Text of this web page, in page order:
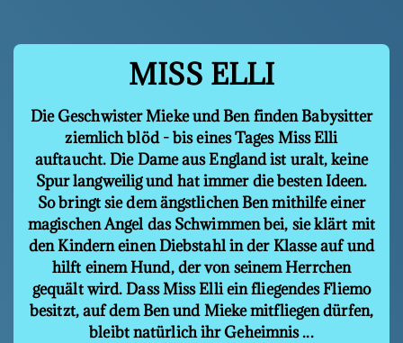
MISS ELLI
Die Geschwister Mieke und Ben finden Babysitter
ziemlich blöd - bis eines Tages Miss Elli
auftaucht. Die Dame aus England ist uralt, keine
Spur langweilig und hat immer die besten Ideen.
So bringt sie dem ängstlichen Ben mithilfe einer
magischen Angel das Schwimmen bei, sie klärt mit
den Kindern einen Diebstahl in der Klasse auf und
hilft einem Hund, der von seinem Herrchen
gequält wird. Dass Miss Elli ein fliegendes Fliemo
besitzt, auf dem Ben und Mieke mitfliegen dürfen,
bleibt natürlich ihr Geheimnis ...